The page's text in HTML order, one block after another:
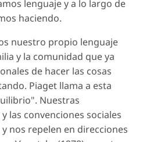
lenguaje y a lo largo de
haciendo.
nuestro propio lenguaje
y la comunidad que ya
de hacer las cosas
Piaget llama a esta
Nuestras
las convenciones sociales
nos repelen en direcciones